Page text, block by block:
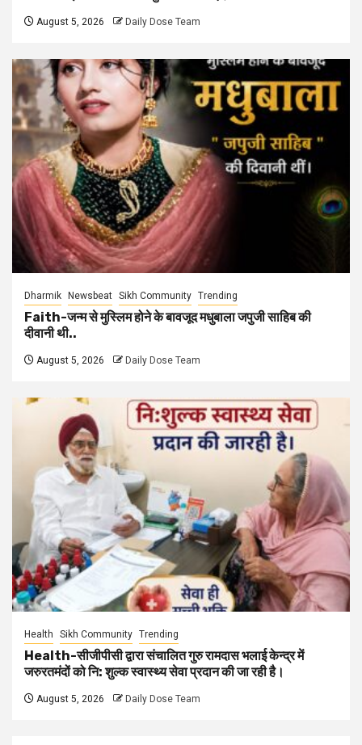
August 5, 2026 Daily Dose Team
Dharmik Newsbeat Sikh Community Trending
Faith-जन्म से मुस्लिम होने के बावजूद मधुबाला जपुजी साहिब की
दीवानी थी..
August 5, 2026 Daily Dose Team
Health Sikh Community Trending
Health-सीजीपीसी द्वारा संचालित गुरु रामदास भलाई केन्द्र में
जरुरतमंदों को नि: शुल्क स्वास्थ्य सेवा प्रदान की जा रही है।
August 5, 2026 Daily Dose Team